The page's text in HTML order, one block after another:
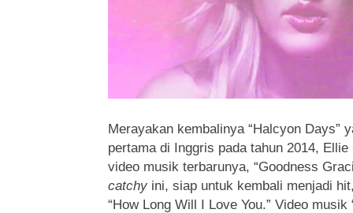
Merayakan kembalinya “Halcyon Days”
pertama di Inggris pada tahun 2014,
video musik terbarunya, “Goodness
catchy ini, siap untuk kembali menjadi
“How Long Will I Love You.” Video musik